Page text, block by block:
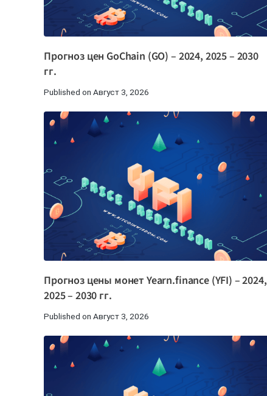
Прогноз цен GoChain (GO) – 2024, 2025 – 2030
гг.
Published on Август 3, 2026
Прогноз цены монет Yearn.finance (YFI) – 2024,
2025 – 2030 гг.
Published on Август 3, 2026